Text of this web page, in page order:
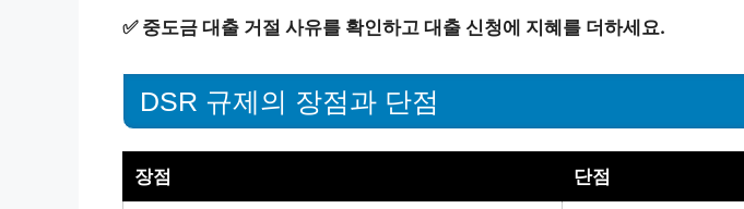
✅ 중도금 대출 거절 사유를 확인하고 대출 신청에 지혜를 더하세요.
DSR 규제의 장점과 단점
장점 단점